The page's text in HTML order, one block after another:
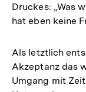
Druckes: „Was
hat eben keine
Als letztlich
Akzeptanz das
Umgang mit